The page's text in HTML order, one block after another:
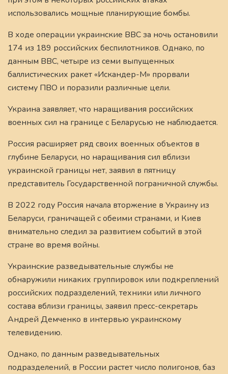
использовались мощные планирующие бомбы.
В ходе операции украинские ВВС за ночь остановили
174 из 189 российских беспилотников. Однако, по
данным ВВС, четыре из семи выпущенных
баллистических ракет «Искандер-М» прорвали
систему ПВО и поразили различные цели.
Украина заявляет, что наращивания российских
военных сил на границе с Беларусью не наблюдается.
Россия расширяет ряд своих военных объектов в
глубине Беларуси, но наращивания сил вблизи
украинской границы нет, заявил в пятницу
представитель Государственной пограничной службы.
В 2022 году Россия начала вторжение в Украину из
Беларуси, граничащей с обеими странами, и Киев
внимательно следил за развитием событий в этой
стране во время войны.
Украинские разведывательные службы не
обнаружили никаких группировок или подкреплений
российских подразделений, техники или личного
состава вблизи границы, заявил пресс-секретарь
Андрей Демченко в интервью украинскому
телевидению.
Однако, по данным разведывательных
подразделений, в России растет число полигонов, баз